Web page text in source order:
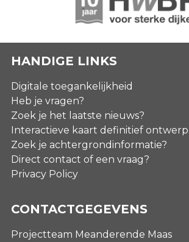
HANDIGE LINKS
Digitale toegankelijkheid
Heb je vragen?
Zoek je het laatste nieuws?
Interactieve kaart definitief ontwerp
Zoek je achtergrondinformatie?
Direct contact of een vraag?
Privacy Policy
CONTACTGEGEVENS
Projectteam Meanderende Maas